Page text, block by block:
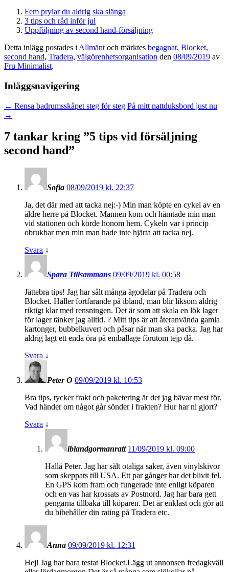
Fem prylar du aldrig ska slänga
3 tips och råd inför jul
Uppföljning av second hand-försäljning
Detta inlägg postades i Allmänt och märktes begagnat, Blocket,
second hand, Tradera, välgörenhetsorganisation den 08/09/2019 av
Fru Minimalist.
Inläggsnavigering
← Rensa badrumsskåpet steg för steg På mitt nattduksbord just nu
→
7 tankar kring ”5 tips vid försäljning
second hand”
Sofia 08/09/2019 kl. 22:37
Ja, det där med att tacka nej:-) Min man köpte en cykel av en
äldre herre på Blocket. Mannen kom och hämtade min man
vid stationen och körde honom hem. Cykeln var i princip
obrukbar men min man hade inte hjärta att tacka nej.
Svara ↓
Spara Tillsammans 09/09/2019 kl. 00:58
Jättebra tips! Jag har sålt många ägodelar på Tradera och
Blocket. Håller fortfarande på ibland, man blir liksom aldrig
riktigt klar med rensningen. Det är som att skala en lök lager
för lager tänker jag alltid. ? Mitt tips är att återanvända gamla
kartonger, bubbelkuvert och påsar när man ska packa. Jag har
aldrig lagt ett enda öra på emballage förutom tejp då.
Svara ↓
Peter O 09/09/2019 kl. 10:53
Bra tips, tycker frakt och paketering är det jag bävar mest för.
Vad händer om något går sönder i frakten? Hur har ni gjort?
Svara ↓
iblandgormanratt 11/09/2019 kl. 09:00
Hallå Peter. Jag har sålt otaliga saker, även vinylskivor
som skeppats till USA. Ett par gånger har det blivit fel.
En GPS kom fram och fungerade inte enligt köparen
och en vas har krossats av Postnord. Jag har bara gett
pengarna tillbaka till köparen. Det är enklast och gör att
du bibehåller din rating på Tradera etc.
Anna 09/09/2019 kl. 12:31
Hej! Jag har bara testat Blocket.Lägg ut annonsen fredagkväll